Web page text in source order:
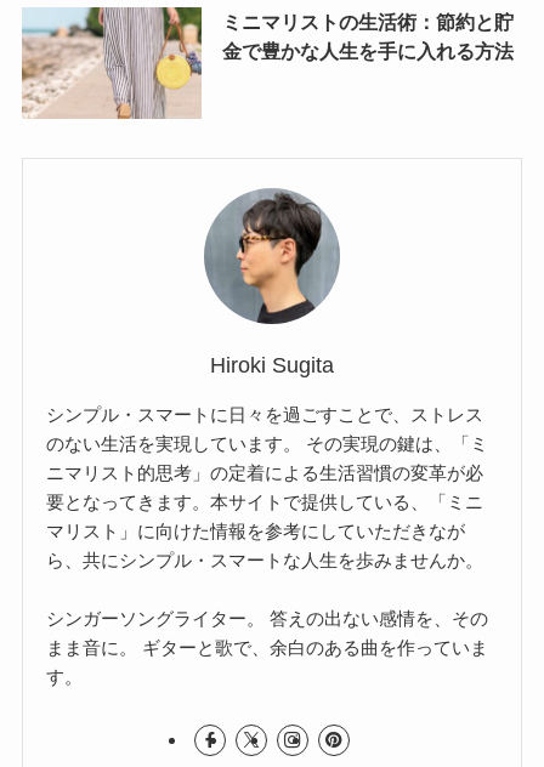
ミニマリストの生活術：節約と貯
金で豊かな人生を手に入れる方法
Hiroki Sugita
シンプル・スマートに日々を過ごすことで、ストレス
のない生活を実現しています。 その実現の鍵は、「ミ
ニマリスト的思考」の定着による生活習慣の変革が必
要となってきます。本サイトで提供している、「ミニ
マリスト」に向けた情報を参考にしていただきなが
ら、共にシンプル・スマートな人生を歩みませんか。
シンガーソングライター。 答えの出ない感情を、その
まま音に。 ギターと歌で、余白のある曲を作っていま
す。